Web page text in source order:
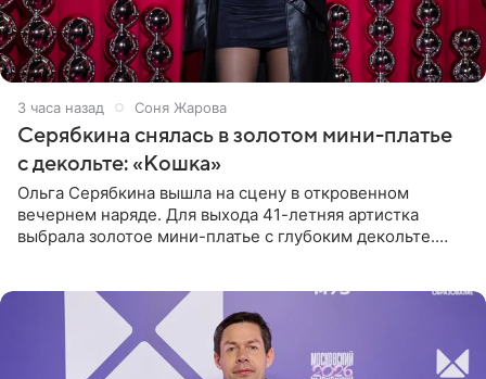
3 часа назад Соня Жарова
Серябкина снялась в золотом мини-платье
с декольте: «Кошка»
Ольга Серябкина вышла на сцену в откровенном
вечернем наряде. Для выхода 41-летняя артистка
выбрала золотое мини-платье с глубоким декольте.